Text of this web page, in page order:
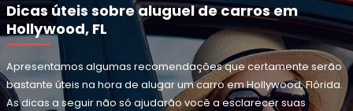
Dicas úteis sobre aluguel de carros em
Hollywood, FL
Apresentamos algumas recomendações que certamente serão
bastante úteis na hora de alugar um carro em Hollywood, Flórida.
As dicas a seguir não só ajudarão você a esclarecer suas